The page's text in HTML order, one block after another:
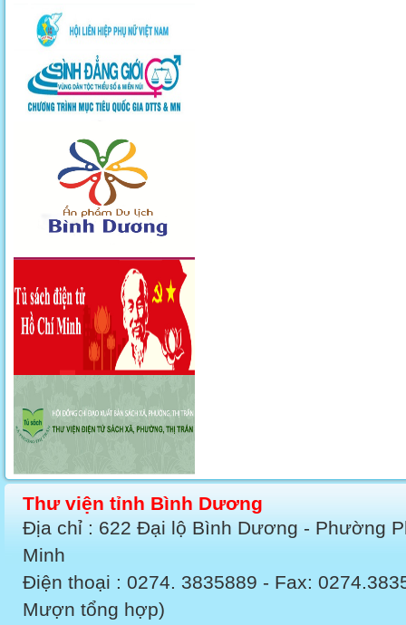
Thư viện tỉnh Bình Dương
Địa chỉ : 622 Đại lộ Bình Dương - Phường
Minh
Điện thoại : 0274. 3835889 - Fax:
Mượn tổng hợp)